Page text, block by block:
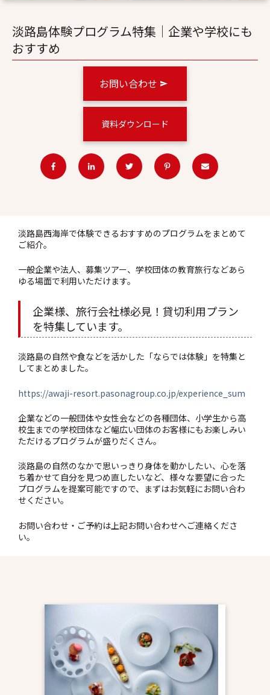
淡路島体験プログラム特集｜企業や学校にも
おすすめ
お問い合わせ
資料ダウンロード
淡路島西海岸で体験できるおすすめのプログラムをまとめて
ご紹介。
一般企業や法人、募集ツアー、学校団体の教育旅行などあら
ゆる場面で利用いただけます。
企業様、旅行会社様必見！貸切利用プラン
を特集しています。
淡路島の自然や食などを活かした「ならでは体験」を特集と
してまとめました。
https://awaji-resort.pasonagroup.co.jp/experience_sum
企業などの一般団体や女性会などの各種団体、小学生から高
校生までの学校団体など幅広い団体のお客様にもお楽しみい
ただけるプログラムが盛りだくさん。
淡路島の自然のなかで思いっきり身体を動かしたい、心を落
ち着かせて自分を見つめ直したいなど、様々な要望に合った
プログラムを提案可能ですので、まずはお気軽にお問い合わ
せください。
お問い合わせ・ご予約は上記お問い合わせへご連絡くださ
い。